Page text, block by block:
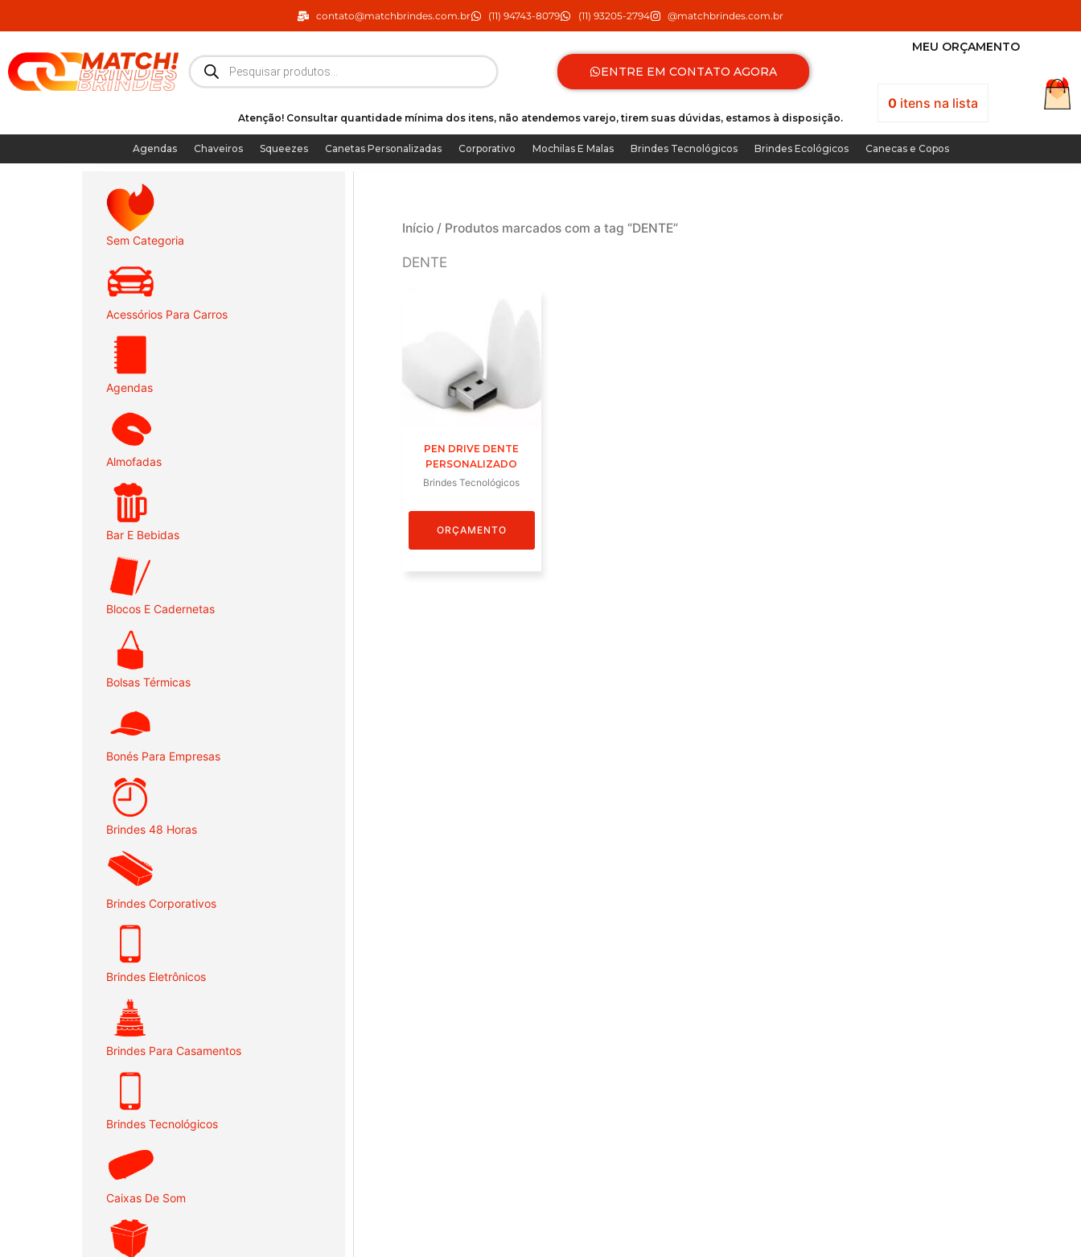
para
conteúdo
contato@matchbrindes.com.br (11) 94743-8079 (11) 93205-2794 @matchbrindes.com.br
Pesquisar
produtos
ENTRE EM CONTATO AGORA
MEU ORÇAMENTO
0itens na lista
Atenção! Consultar quantidade mínima dos itens, não atendemos varejo, tirem suas dúvidas, estamos à disposição.
Agendas Chaveiros Squeezes Canetas Personalizadas Corporativo Mochilas E Malas Brindes Tecnológicos Brindes Ecológicos Canecas e Copos
Sem Categoria
Acessórios Para Carros
Agendas
Almofadas
Bar E Bebidas
Blocos E Cadernetas
Bolsas Térmicas
Bonés Para Empresas
Brindes 48 Horas
Brindes Corporativos
Brindes Eletrônicos
Brindes Para Casamentos
Brindes Tecnológicos
Caixas De Som
Início / Produtos marcados com a tag “DENTE”
DENTE
PEN DRIVE DENTE
PERSONALIZADO
Brindes Tecnológicos
ORÇAMENTO